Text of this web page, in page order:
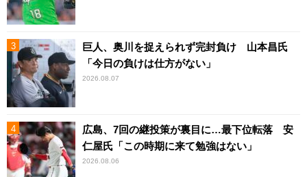
巨人、奥川を捉えられず完封負け 山本昌氏
「今日の負けは仕方がない」
2026.08.07
広島、7回の継投策が裏目に…最下位転落 安
仁屋氏「この時期に来て勉強はない」
2026.08.06